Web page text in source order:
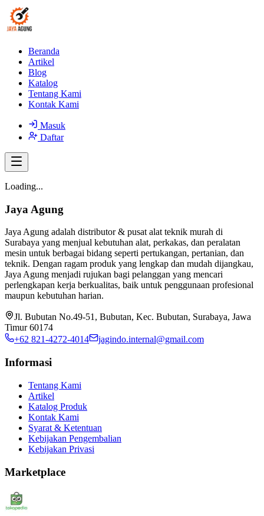
Beranda
Artikel
Blog
Katalog
Tentang Kami
Kontak Kami
Masuk
Daftar
Loading...
Jaya Agung
Jaya Agung adalah distributor & pusat alat teknik murah di
Surabaya yang menjual kebutuhan alat, perkakas, dan peralatan
mesin untuk berbagai bidang seperti pertukangan, pertanian, dan
teknik. Dengan ragam produk yang lengkap dan mudah dijangkau,
Jaya Agung menjadi rujukan bagi pelanggan yang mencari
perlengkapan kerja berkualitas, baik untuk penggunaan profesional
maupun kebutuhan harian.
Jl. Bubutan No.49-51, Bubutan, Kec. Bubutan, Surabaya, Jawa
Timur 60174
+62 821-4272-4014
jagindo.internal@gmail.com
Informasi
Tentang Kami
Artikel
Katalog Produk
Kontak Kami
Syarat & Ketentuan
Kebijakan Pengembalian
Kebijakan Privasi
Marketplace